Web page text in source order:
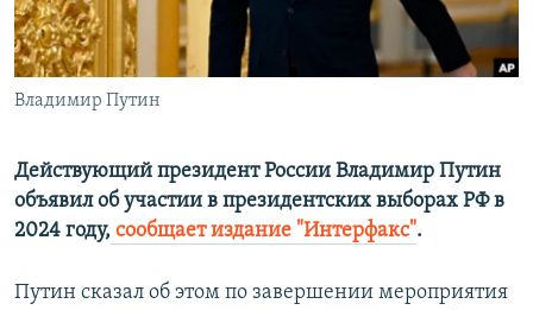
ПОБЕДИТЕЛЕЙ НЕ СУДЯТ?
КРЫМ.НЕПОКОРЕННЫЙ
ELIFBE
ПРИСОЕДИНЯЙТЕСЬ!
Все сайты RFE/RL
Владимир Путин
Действующий президент России Владимир Путин
объявил об участии в президентских выборах РФ в
2024 году, сообщает издание "Интерфакс".
Путин сказал об этом по завершении мероприятия